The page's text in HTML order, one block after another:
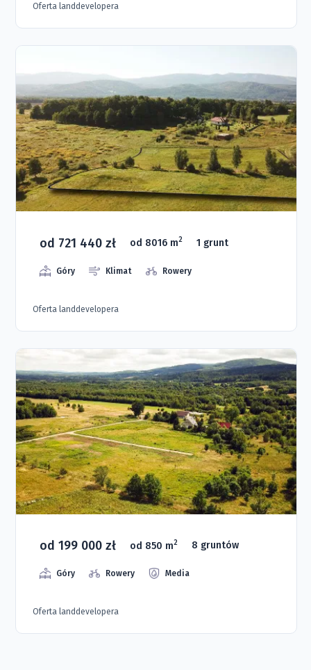
Oferta landdevelopera
od 721 440 zł od 8016 m2 1 grunt
Góry Klimat Rowery
Oferta landdevelopera
od 199 000 zł od 850 m2 8 gruntów
Góry Rowery Media
Oferta landdevelopera